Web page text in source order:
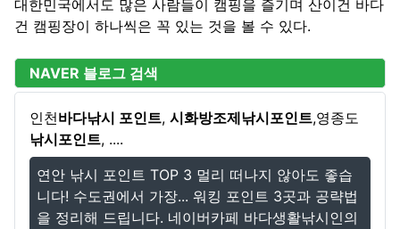
대한민국에서도 많은 사람들이 캠핑을 즐기며 산이건 바다
건 캠핑장이 하나씩은 꼭 있는 것을 볼 수 있다.
NAVER 블로그 검색
인천바다낚시 포인트, 시화방조제낚시포인트,영종도
낚시포인트, ....
연안 낚시 포인트 TOP 3 멀리 떠나지 않아도 좋습
니다! 수도권에서 가장... 워킹 포인트 3곳과 공략법
을 정리해 드립니다. 네이버카페 바다생활낚시인의